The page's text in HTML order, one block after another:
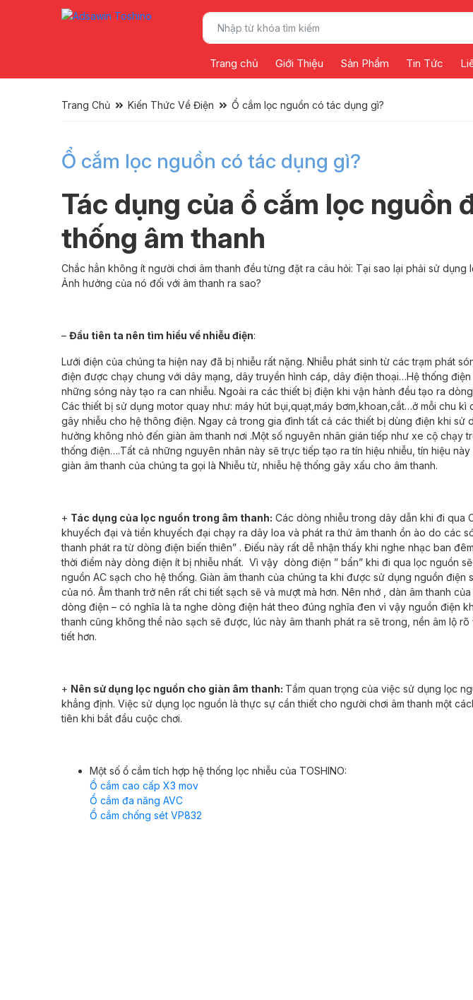
Trang chủ Giới Thiệu Sản Phẩm Tin Tức
Trang Chủ Kiến Thức Về Điện Ổ cắm lọc nguồn có tác dụng gì?
Ổ cắm lọc nguồn có tác dụng gì?
Tác dụng của ổ cắm lọc nguồn
thống âm thanh
Chắc hẳn không ít người chơi âm thanh đều từng đặt ra câu hỏi: Tại sao lại phải sử dụng
Ảnh hưởng của nó đối với âm thanh ra sao?
– Đầu tiên ta nên tìm hiểu về nhiễu điện:
Lưới điện của chúng ta hiện nay đã bị nhiễu rất nặng. Nhiễu phát sinh từ các trạm phát
điện được chạy chung với dây mạng, dây truyền hình cáp, dây điện thoại…Hệ thống
những sóng này tạo ra can nhiễu. Ngoài ra các thiết bị điện khi vận hành đều tạo ra
Các thiết bị sử dụng motor quay như: máy hút bụi,quạt,máy bơm,khoan,cắt…ở mỗi chu kì
gây nhiễu cho hệ thông điện. Ngay cả trong gia đình tất cả các thiết bị dùng điện khi sử
hưởng không nhỏ đến giàn âm thanh nơi .Một số nguyên nhân gián tiếp như xe cộ chạy
thống điện….Tất cả những nguyên nhân này sẽ trực tiếp tạo ra tín hiệu nhiễu, tín hiệu
giàn âm thanh của chúng ta gọi là Nhiễu từ, nhiễu hệ thống gây xấu cho âm thanh.
+ Tác dụng của lọc nguồn trong âm thanh: Các dòng nhiễu trong dây dẫn khi đi qua
khuyếch đại và tiền khuyếch đại chạy ra dây loa và phát ra thứ âm thanh ồn ào do các
thanh phát ra từ dòng điện biến thiên” . Điếu này rất dễ nhận thấy khi nghe nhạc ban
thời điểm này dòng điện ít bị nhiễu nhất. Vì vậy dòng điện ” bẩn” khi đi qua lọc nguồn
nguồn AC sạch cho hệ thống. Giàn âm thanh của chúng ta khi được sử dụng nguồn điện
của nó. Âm thanh trở nên rất chi tiết sạch sẽ và mượt mà hơn. Nên nhớ , dàn âm thanh
dòng điện – có nghĩa là ta nghe dòng điện hát theo đúng nghĩa đen vì vậy nguồn điện
thanh cũng không thể nào sạch sẽ được, lúc này âm thanh phát ra sẽ trong, nền âm lộ
tiết hơn.
+ Nên sử dụng lọc nguồn cho giàn âm thanh: Tầm quan trọng của việc sử dụng lọc
khẳng định. Việc sử dụng lọc nguồn là thực sự cần thiết cho người chơi âm thanh một
tiên khi bắt đầu cuộc chơi.
Một số ổ cắm tích hợp hệ thống lọc nhiễu của TOSHINO:
Ổ cắm cao cấp X3 mov
Ổ cắm đa năng AVC
Ổ cắm chống sét VP832